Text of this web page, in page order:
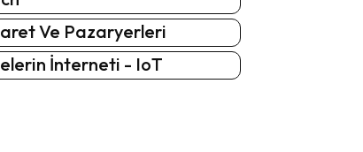
Ve Pazaryerleri
İnterneti - IoT